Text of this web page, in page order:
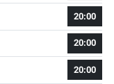
20:00
20:00
20:00